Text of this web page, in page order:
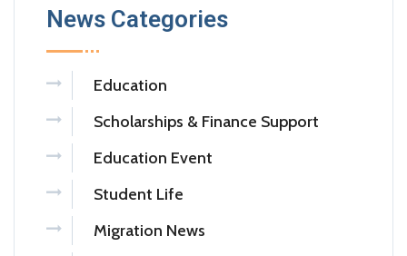
News Categories
Education
Scholarships & Finance Support
Education Event
Student Life
Migration News